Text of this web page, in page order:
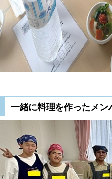
一緒に料理を作ったメン